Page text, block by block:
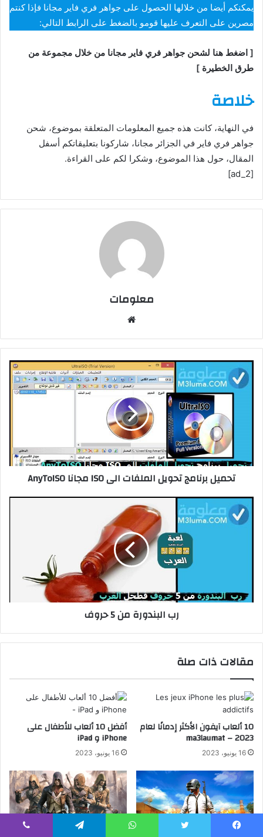
يمكنكم أيضا من خلالها الحصول على جواهر فري فاير مجانا فإذا كنتم
مصرين على التعرف عليها قومو بالضغط على الرابط التالي:
[ اضغط هنا لشحن جواهر فري فاير مجانا من خلال مجموعة من
طرق الخطيرة ]
خلاصة
في النهاية، كانت هذه جميع المعلومات المتعلقة بموضوع، شحن
جواهر فري فاير في الجزائر مجانا، شاركونا بتعليقاتكم أسفل
المقال، حول هذا الموضوع، وشكرا لكم على القراءة.
[ad_2]
معلومات
ق
ع
ا
ل
و
ي
ب
تحميل برنامج تحويل الملفات الى ISO مجانا AnyToISO
رب البندورة من 5 حروف
مقالات ذات صلة
10 ألعاب آيفون الأكثر إدمانًا لعام
2023 – ma3laumat
16 يونيو، 2023
أفضل 10 ألعاب للأطفال على
iPhone و iPad
16 يونيو، 2023